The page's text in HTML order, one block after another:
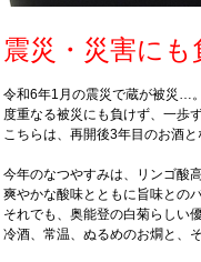
震災・災害に
令和6年1月の震災で蔵が被災…
度重なる被災にも負けず、一歩
こちらは、再開後3年目のお酒
今年のなつやすみは、リンゴ酸
爽やかな酸味とともに旨味との
それでも、奥能登の白菊らしい
冷酒、常温、ぬるめのお燗と、